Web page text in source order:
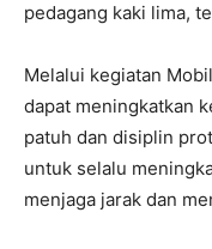
pedagang kaki lima,
Melalui kegiatan
dapat meningkatkan
patuh dan disiplin
untuk selalu
menjaga jarak dan